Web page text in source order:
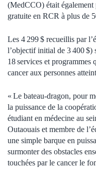
(MedCCO) était également
gratuite en RCR à plus de
Les 4 299 $ recueillis par
l’objectif initial de 3 400 $)
18 services et programmes
cancer aux personnes
« Le bateau-dragon, pour
la puissance de la
étudiant en médecine au
Outaouais et membre de
une simple barque en
surmonter des obstacles
touchées par le cancer le